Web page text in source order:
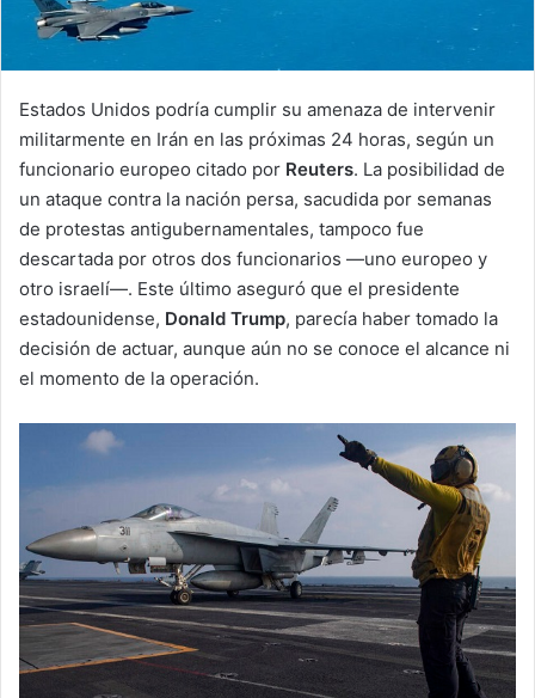
Estados Unidos podría cumplir su amenaza de intervenir
militarmente en Irán en las próximas 24 horas, según un
funcionario europeo citado por Reuters. La posibilidad de
un ataque contra la nación persa, sacudida por semanas
de protestas antigubernamentales, tampoco fue
descartada por otros dos funcionarios —uno europeo y
otro israelí—. Este último aseguró que el presidente
estadounidense, Donald Trump, parecía haber tomado la
decisión de actuar, aunque aún no se conoce el alcance ni
el momento de la operación.